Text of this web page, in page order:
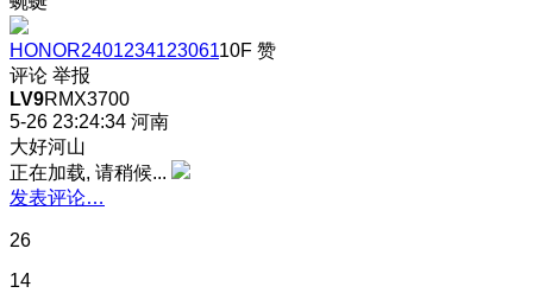
HONOR240123412306110F 赞
评论 举报
LV9RMX3700
5-26 23:24:34 河南
大好河山
正在加载, 请稍候...
发表评论…
26
14